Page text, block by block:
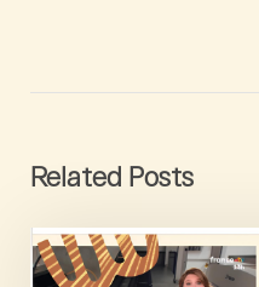
Related Posts